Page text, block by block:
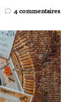
4 commentairessur
avec
un
!